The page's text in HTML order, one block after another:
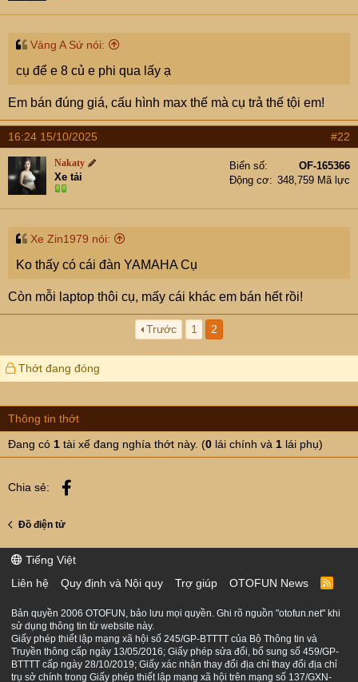
Vàng A Sứ nói:
cụ để e 8 củ e phi qua lấy ạ
Em bán đúng giá, cấu hình max thế mà cụ trả thế tội em!
16:24 15/10/2025 #22
Nakaty
Xe tải
Biển số
OF-165366
Động cơ
348,759 Mã lực
Xe Zin1979 nói:
Ko thấy có cái đàn YAMAHA Cụ
Còn mỗi laptop thôi cụ, mấy cái khác em bán hết rồi!
Trước 1 2
Thớt đang đóng
Thông tin thớt
Đang có 1 tài xế đang nghía thớt này. (0 lái chính và 1 lái phụ)
Chia sẻ:
Đồ điện tử
Tiếng Việt
Liên hệ
Quy định và Nội quy Trợ giúp OTOFUN News
R
S
Bản quyền 2006 OTOFUN, bảo lưu mọi quyền. Ghi rõ nguồn "otofun.net" khi
sử dụng thông tin từ website này.
Giấy phép thiết lập mạng xã hội số 245/GP-BTTTT của Bộ Thông tin và
Truyền thông cấp ngày 13/05/2016; Giấy phép sửa đổi, bổ sung số 459/GP-
BTTTT cấp ngày 28/10/2019; Giấy xác nhận thay đổi địa chỉ thay đổi địa chỉ
trụ sở chính trong Giấy phép thiết lập mạng xã hội trên mạng số 137/GXN-